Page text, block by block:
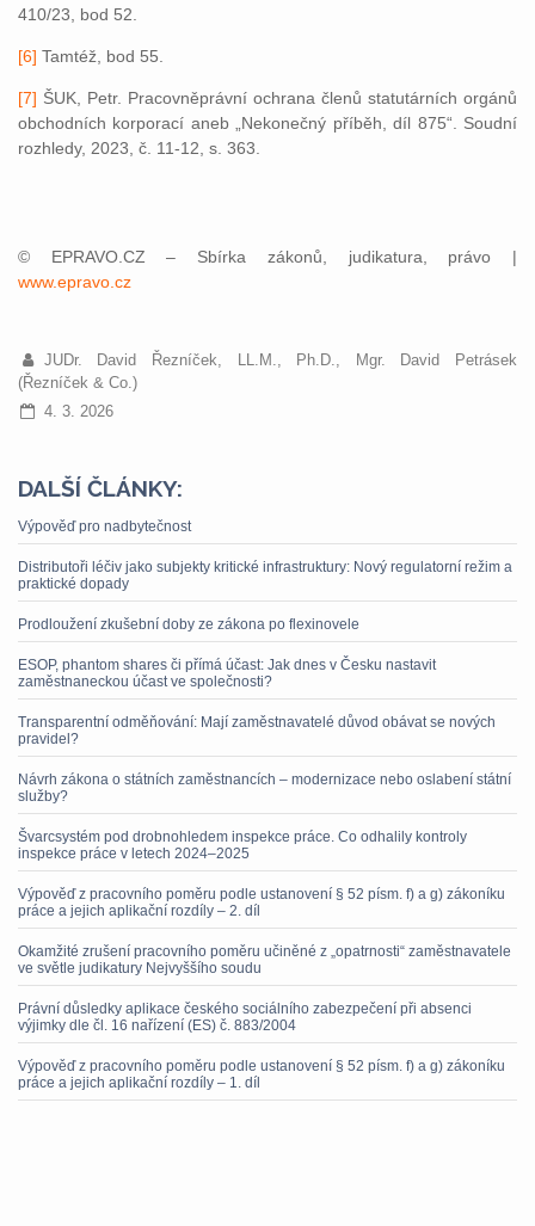
410/23, bod 52.
[6] Tamtéž, bod 55.
[7] ŠUK, Petr. Pracovněprávní ochrana členů statutárních orgánů
obchodních korporací aneb „Nekonečný příběh, díl 875“. Soudní
rozhledy, 2023, č. 11-12, s. 363.
© EPRAVO.CZ – Sbírka zákonů, judikatura, právo |
www.epravo.cz
JUDr. David Řezníček, LL.M., Ph.D., Mgr. David Petrásek
(Řezníček & Co.)
4. 3. 2026
DALŠÍ ČLÁNKY:
Výpověď pro nadbytečnost
Distributoři léčiv jako subjekty kritické infrastruktury: Nový regulatorní režim a
praktické dopady
Prodloužení zkušební doby ze zákona po flexinovele
ESOP, phantom shares či přímá účast: Jak dnes v Česku nastavit
zaměstnaneckou účast ve společnosti?
Transparentní odměňování: Mají zaměstnavatelé důvod obávat se nových
pravidel?
Návrh zákona o státních zaměstnancích – modernizace nebo oslabení státní
služby?
Švarcsystém pod drobnohledem inspekce práce. Co odhalily kontroly
inspekce práce v letech 2024–2025
Výpověď z pracovního poměru podle ustanovení § 52 písm. f) a g) zákoníku
práce a jejich aplikační rozdíly – 2. díl
Okamžité zrušení pracovního poměru učiněné z „opatrnosti“ zaměstnavatele
ve světle judikatury Nejvyššího soudu
Právní důsledky aplikace českého sociálního zabezpečení při absenci
výjimky dle čl. 16 nařízení (ES) č. 883/2004
Výpověď z pracovního poměru podle ustanovení § 52 písm. f) a g) zákoníku
práce a jejich aplikační rozdíly – 1. díl